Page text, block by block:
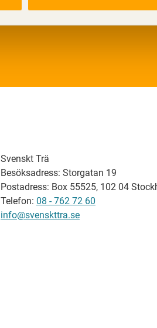
Svenskt Trä
Besöksadress: Storgatan 19
Postadress: Box 55525, 102 04
Telefon: 08 - 762 72 60
info@svenskttra.se